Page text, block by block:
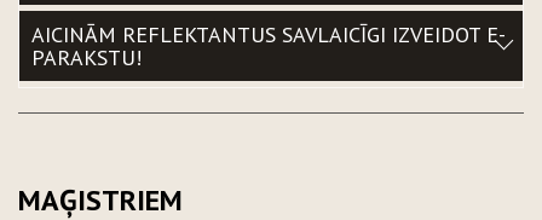
AICINĀM REFLEKTANTUS SAVLAICĪGI IZVEIDOT E-
PARAKSTU!
MAĢISTRIEM